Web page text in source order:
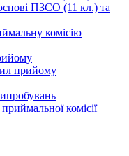
ПЗСО (11 кл.) та
комісію
прийому
комісії